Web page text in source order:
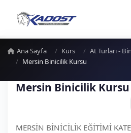
Ana Sayfa Kurs
At Turları -
Mersin Binicilik Kursu
Mersin Binicilik Kursu
MERSİN BİNİCİLİK EĞİTİMİ